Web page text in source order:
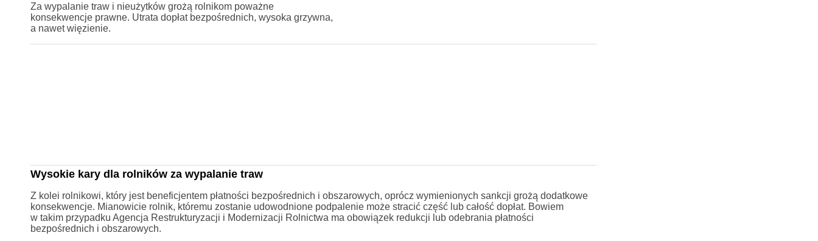
Za wypalanie traw i nieużytków grożą rolnikom poważne
konsekwencje prawne. Utrata dopłat bezpośrednich, wysoka grzywna,
a nawet więzienie.
Wysokie kary dla rolników za wypalanie traw
Z kolei rolnikowi, który jest beneficjentem płatności bezpośrednich i obszarowych, oprócz wymienionych sankcji grożą dodatkowe
konsekwencje. Mianowicie rolnik, któremu zostanie udowodnione podpalenie może stracić część lub całość dopłat. Bowiem
w takim przypadku Agencja Restrukturyzacji i Modernizacji Rolnictwa ma obowiązek redukcji lub odebrania płatności
bezpośrednich i obszarowych.